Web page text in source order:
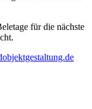
für die nächste